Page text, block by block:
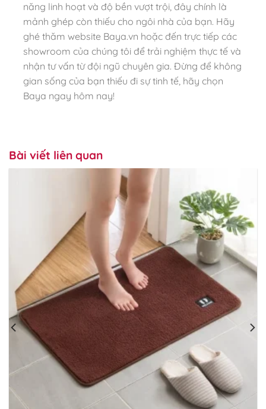
năng linh hoạt và độ bền vượt trội, đây chính là
mảnh ghép còn thiếu cho ngôi nhà của bạn. Hãy
ghé thăm website Baya.vn hoặc đến trực tiếp các
showroom của chúng tôi để trải nghiệm thực tế và
nhận tư vấn từ đội ngũ chuyên gia. Đừng để không
gian sống của bạn thiếu đi sự tinh tế, hãy chọn
Baya ngay hôm nay!
Bài viết liên quan